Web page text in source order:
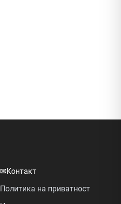
✉Контакт
Политика на приватност